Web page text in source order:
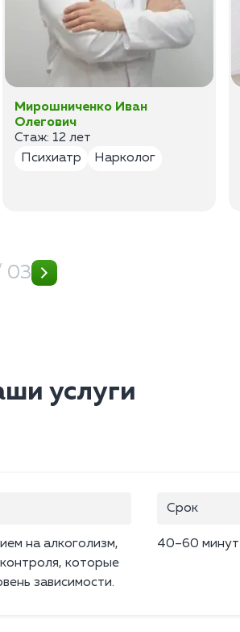
Мирошниченко Иван
Олегович
Стаж: 12 лет
Психиатр
Нарколог
03
услуги
на алкоголизм,
которые
зависимости.
Срок
40–60 минут